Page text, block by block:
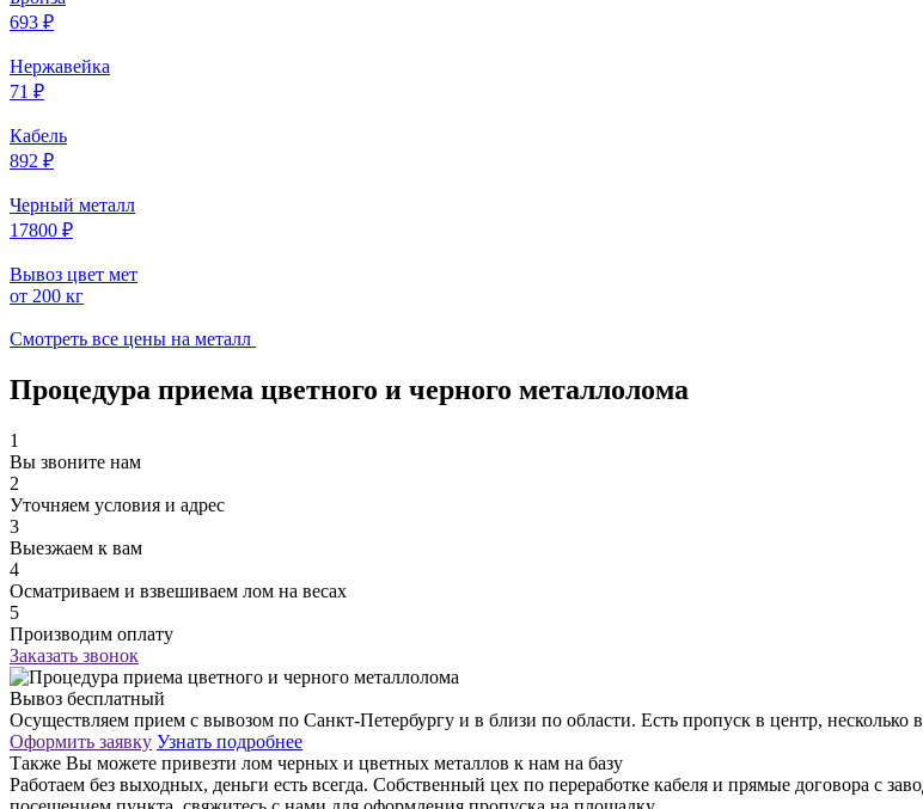
693 ₽
Нержавейка
71 ₽
Кабель
892 ₽
Черный металл
17800 ₽
Вывоз цвет мет
от 200 кг
Смотреть все цены на металл
Процедура приема цветного и черного металлолома
1
Вы звоните нам
2
Уточняем условия и адрес
3
Выезжаем к вам
4
Осматриваем и взвешиваем лом на весах
5
Производим оплату
Заказать звонок
Вывоз бесплатный
Осуществляем прием с вывозом по Санкт-Петербургу и в близи по области. Есть пропуск в центр, несколько
Оформить заявку Узнать подробнее
Также Вы можете привезти лом черных и цветных металлов к нам на базу
Работаем без выходных, деньги есть всегда. Собственный цех по переработке кабеля и прямые договора с